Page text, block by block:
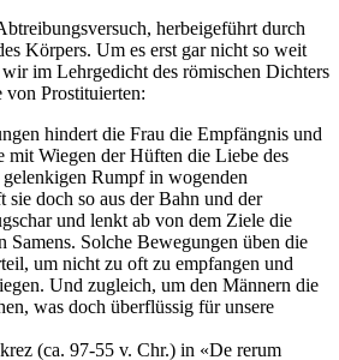
herbeigeführt durch
Körpers. Um es erst gar nicht so weit
im Lehrgedicht des römischen Dichters
Prostituierten:
hindert die Frau die Empfängnis und
mit Wiegen der Hüften die Liebe des
Rumpf in wogenden
doch so aus der Bahn und der
und lenkt ab von dem Ziele die
Samens. Solche Bewegungen üben die
um nicht zu oft zu empfangen und
Und zugleich, um den Männern die
was doch überflüssig für unsere
(ca. 97-55 v. Chr.) in «De rerum